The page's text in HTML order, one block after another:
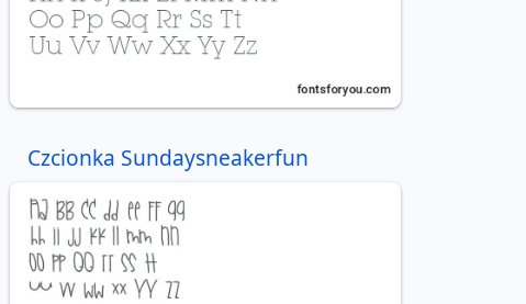
Czcionka Sundaysneakerfun